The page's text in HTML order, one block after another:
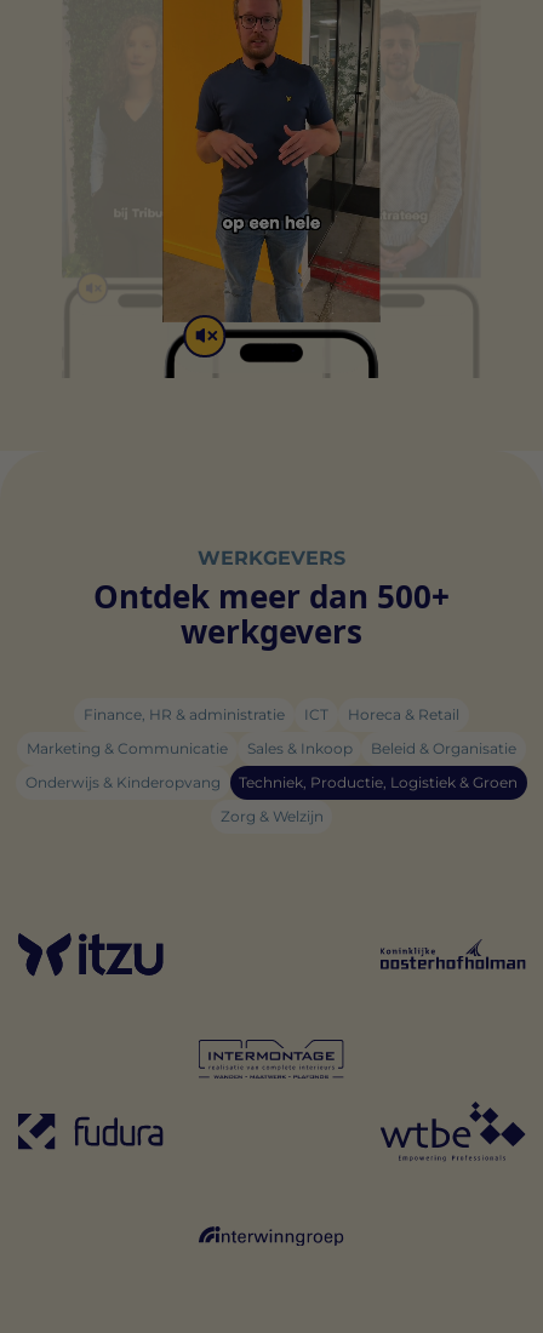
WERKGEVERS
Ontdek meer dan 500+
werkgevers
Finance, HR & administratie ICT
Horeca & Retail
Marketing & Communicatie
Sales & Inkoop
Beleid & Organisatie
Onderwijs & Kinderopvang
Techniek, Productie, Logistiek & Groen
Zorg & Welzijn